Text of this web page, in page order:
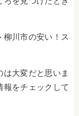
柳川市の安い！ス
大変だと思いま
報をチェックして